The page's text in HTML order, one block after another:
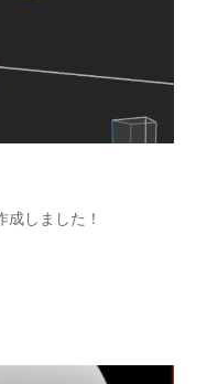
しました！